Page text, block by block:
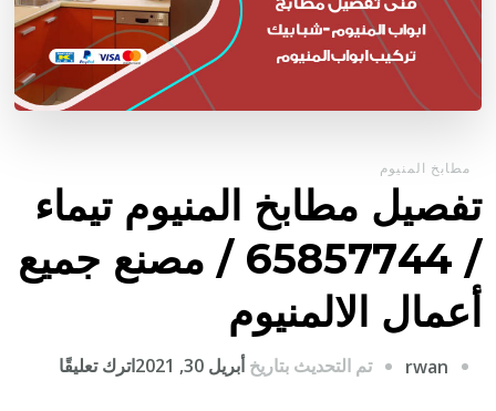
مطابخ المنيوم
تفصيل مطابخ المنيوم تيماء
/ 65857744 / مصنع جميع
أعمال الالمنيوم
rwan تم التحديث بتاريخأبريل 30, 2021 اترك تعليقًا